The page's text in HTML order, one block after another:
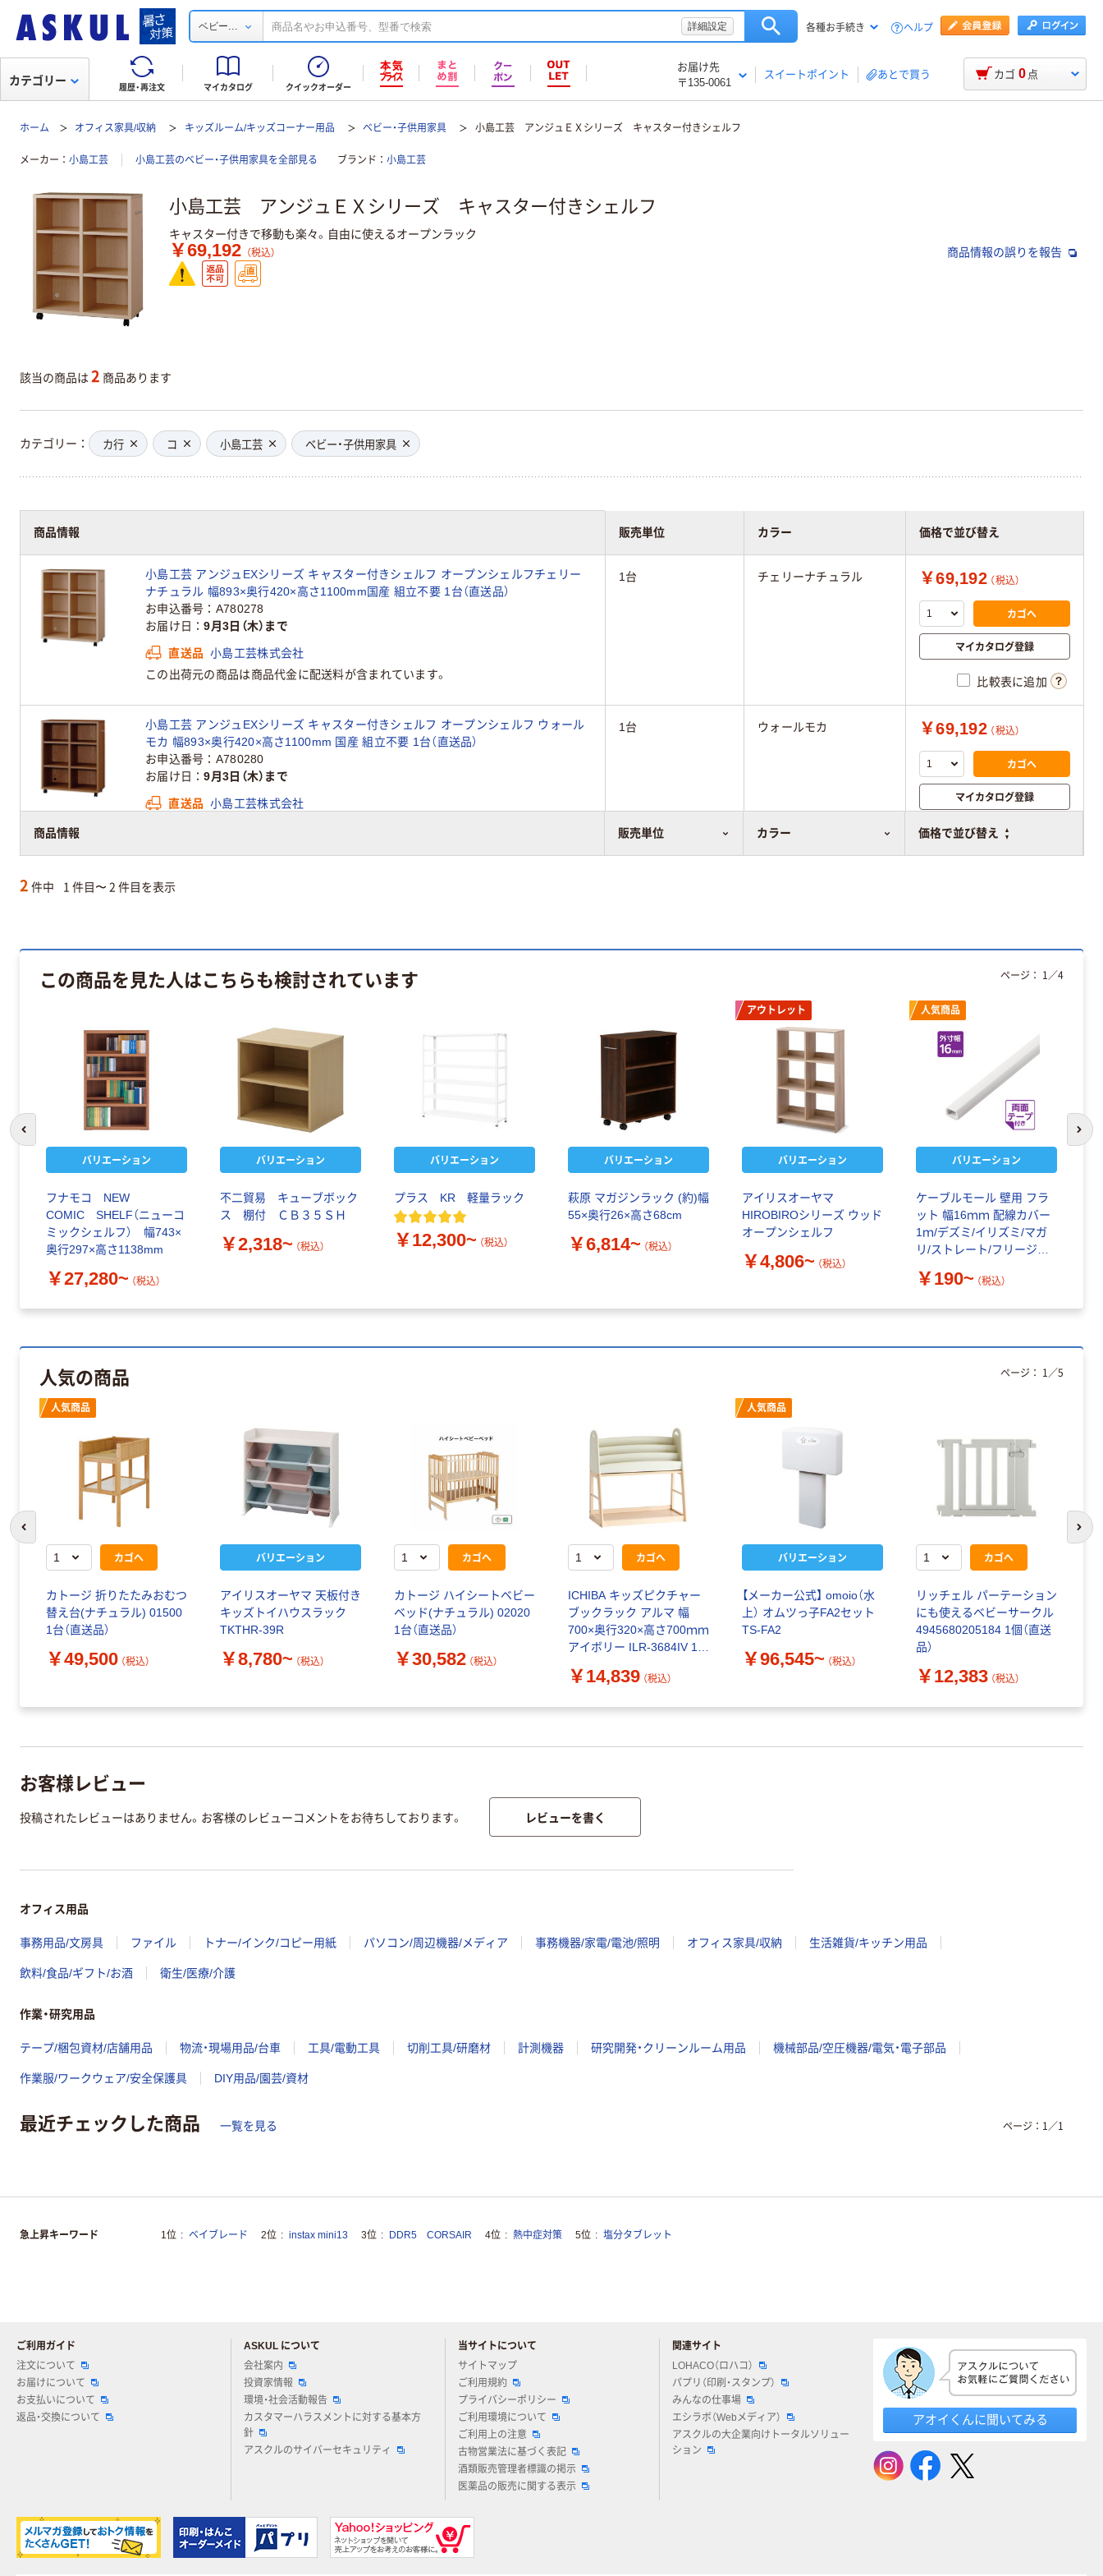
ベビー... 詳細設定 各種お手続き ヘルプ
履歴・再注文 マイカタログ クイックオーダー
お届け先
〒135-0061
スイートポイント あとで買う
カテゴリー カゴ 0 点
ホーム オフィス家具/収納 キッズルーム/キッズコーナー用品 ベビー・子供用家具 小島工芸 アンジュＥＸシリーズ キャスター付きシェルフ
メーカー 小島工芸 小島工芸のベビー・子供用家具を全部見る ブランド 小島工芸
小島工芸 アンジュＥＸシリーズ キャスター付きシェルフ
キャスター付きで移動も楽々。自由に使えるオープンラック
￥69,192 （税込） 商品情報の誤りを報告
該当の商品は 2 商品あります
カテゴリー カ行 コ 小島工芸 ベビー・子供用家具
商品情報 販売単位 カラー 価格で並び替え
商品情報 販売単位 カラー 価格で並び替え
小島工芸 アンジュEXシリーズ キャスター付きシェルフ オープンシェルフチェリー
ナチュラル 幅893×奥行420×高さ1100mm国産 組立不要 1台（直送品）
お申込番号
A780278
お届け日
9月3日（木）まで
直送品 小島工芸株式会社
この出荷元の商品は商品代金に配送料が含まれています。
1台 チェリーナチュラル ￥69,192 （税込）
カゴへ
マイカタログ登録
比較表に追加
小島工芸 アンジュEXシリーズ キャスター付きシェルフ オープンシェルフ ウォール
モカ 幅893×奥行420×高さ1100mm 国産 組立不要 1台（直送品）
お申込番号
A780280
お届け日
9月3日（木）まで
直送品 小島工芸株式会社
1台 ウォールモカ ￥69,192 （税込）
カゴへ
マイカタログ登録
比較表に追加
2 件中 1 件目〜 2 件目を表示
この商品を見た人はこちらも検討されています
バリエーション
フナモコ NEW
COMIC SHELF（ニューコ
ミックシェルフ） 幅743×
奥行297×高さ1138mm
￥27,280~ （税込）
バリエーション
不二貿易 キューブボック
ス 棚付 ＣＢ３５ＳＨ
￥2,318~ （税込）
バリエーション
プラス KR 軽量ラック
￥12,300~ （税込）
バリエーション
萩原 マガジンラック (約)幅
55×奥行26×高さ68cm
￥6,814~ （税込）
アウトレット
バリエーション
アイリスオーヤマ
HIROBIROシリーズ ウッド
オープンシェルフ
￥4,806~ （税込）
人気商品
バリエーション
ケーブルモール 壁用 フラ
ット 幅16ｍｍ 配線カバー
1ｍ/デズミ/イリズミ/マガ
リ/ストレート/フリージョ
￥190~ （税込）
ページ： 1 ／4
次
人気の商品
人気商品
カゴへ
カトージ 折りたたみおむつ
替え台(ナチュラル) 01500
1台（直送品）
￥49,500 （税込）
バリエーション
アイリスオーヤマ 天板付き
キッズトイハウスラック
TKTHR-39R
￥8,780~ （税込）
カゴへ
カトージ ハイシートベビー
ベッド(ナチュラル) 02020
1台（直送品）
￥30,582 （税込）
カゴへ
ICHIBA キッズピクチャー
ブックラック アルマ 幅
700×奥行320×高さ700ｍｍ
アイボリー ILR-3684IV 1台
￥14,839 （税込）
人気商品
バリエーション
【メーカー公式】 omoio（水
上） オムツっ子FA2セット
TS-FA2
￥96,545~ （税込）
カゴへ
リッチェル パーテーション
にも使えるベビーサークル
4945680205184 1個（直送
品）
￥12,383 （税込）
ページ： 1 ／5
次
お客様レビュー
投稿されたレビューはありません。お客様のレビューコメントをお待ちしております。 レビューを書く
オフィス用品
事務用品/文房具 ファイル トナー/インク/コピー用紙 パソコン/周辺機器/メディア 事務機器/家電/電池/照明 オフィス家具/収納 生活雑貨/キッチン用品
飲料/食品/ギフト/お酒 衛生/医療/介護
作業・研究用品
テープ/梱包資材/店舗用品 物流・現場用品/台車 工具/電動工具 切削工具/研磨材 計測機器 研究開発・クリーンルーム用品 機械部品/空圧機器/電気・電子部品
作業服/ワークウェア/安全保護具 DIY用品/園芸/資材
最近チェックした商品 一覧を見る ページ： 1 ／1
急上昇キーワード 1位 ベイブレード 2位 instax mini13 3位 DDR5 CORSAIR 4位 熱中症対策 5位 塩分タブレット
ご利用ガイド
注文について
お届けについて
お支払いについて
返品・交換について
ASKUL について
会社案内
投資家情報
環境・社会活動報告
カスタマーハラスメントに対する基本方
針
アスクルのサイバーセキュリティ
当サイトについて
サイトマップ
ご利用規約
プライバシーポリシー
ご利用環境について
ご利用上の注意
古物営業法に基づく表記
酒類販売管理者標識の掲示
医薬品の販売に関する表示
関連サイト
LOHACO（ロハコ）
パプリ（印刷・スタンプ）
みんなの仕事場
エシラボ（Webメディア）
アスクルの大企業向けトータルソリュー
ション
アオイくんに聞いてみる